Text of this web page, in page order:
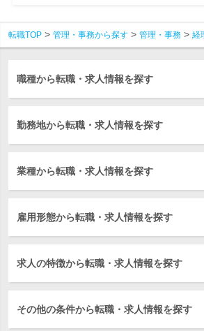
転職TOP 管理・事務から探す 管理・事務 経
職種から転職・求人情報を探す
勤務地から転職・求人情報を探す
業種から転職・求人情報を探す
雇用形態から転職・求人情報を探す
求人の特徴から転職・求人情報を探す
その他の条件から転職・求人情報を探す